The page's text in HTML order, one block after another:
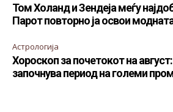
Том Холанд и Зендеја меѓу
Парот повторно ја освои
Астрологија
Хороскоп за почетокот на
започнува период на големи